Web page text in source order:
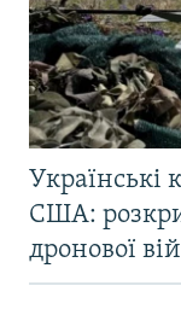
Українські
США:
дронової